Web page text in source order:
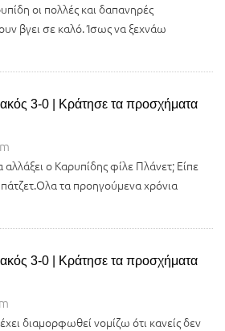
οι πολλές και δαπανηρές
βγει σε καλό. Ίσως να ξεχνάω
3-0 | Κράτησε τα προσχήματα
αλλάξει ο Καρυπίδης φίλε Πλάνετ; Είπε
τα προηγούμενα χρόνια
3-0 | Κράτησε τα προσχήματα
διαμορφωθεί νομίζω ότι κανείς δεν